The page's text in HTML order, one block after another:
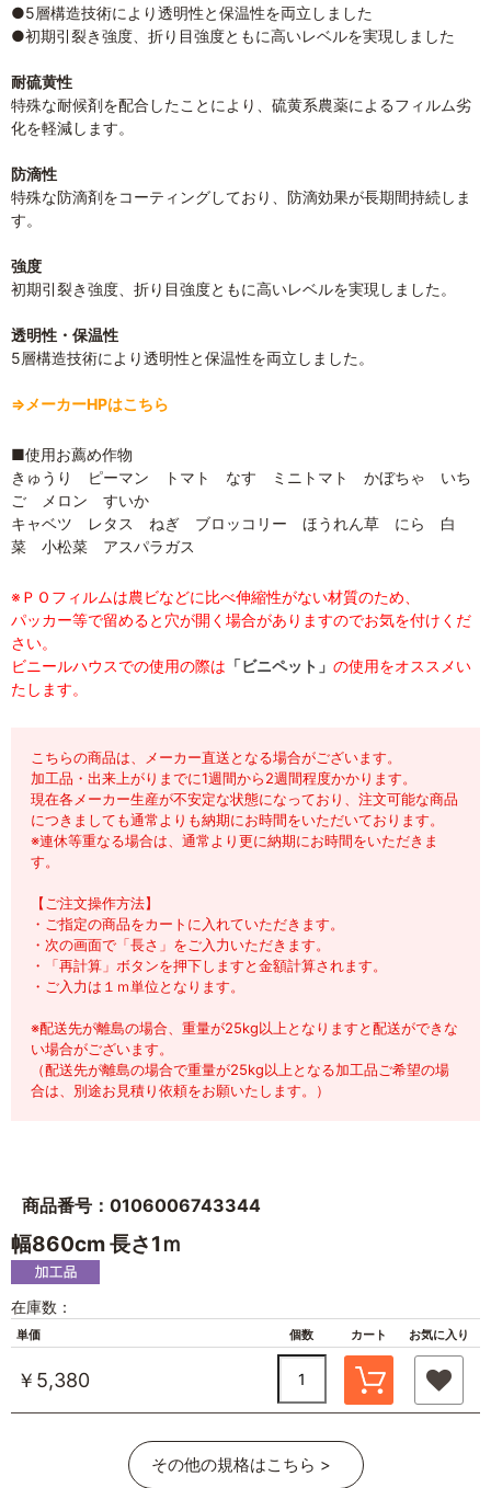
●5層構造技術により透明性と保温性を両立しました
●初期引裂き強度、折り目強度ともに高いレベルを実現しました
耐硫黄性
特殊な耐候剤を配合したことにより、硫黄系農薬によるフィルム劣
化を軽減します。
防滴性
特殊な防滴剤をコーティングしており、防滴効果が長期間持続しま
す。
強度
初期引裂き強度、折り目強度ともに高いレベルを実現しました。
透明性・保温性
5層構造技術により透明性と保温性を両立しました。
⇒メーカーHPはこちら
■使用お薦め作物
きゅうり ピーマン トマト なす ミニトマト かぼちゃ いち
ご メロン すいか
キャベツ レタス ねぎ ブロッコリー ほうれん草 にら 白
菜 小松菜 アスパラガス
※ＰＯフィルムは農ビなどに比べ伸縮性がない材質のため、
パッカー等で留めると穴が開く場合がありますのでお気を付けくだ
さい。
ビニールハウスでの使用の際は 「ビニペット」 の使用をオススメい
たします。
こちらの商品は、メーカー直送となる場合がございます。
加工品・出来上がりまでに1週間から2週間程度かかります。
現在各メーカー生産が不安定な状態になっており、注文可能な商品
につきましても通常よりも納期にお時間をいただいております。
※連休等重なる場合は、通常より更に納期にお時間をいただきま
す。
【ご注文操作方法】
・ご指定の商品をカートに入れていただきます。
・次の画面で「長さ」をご入力いただきます。
・「再計算」ボタンを押下しますと金額計算されます。
・ご入力は１ｍ単位となります。
※配送先が離島の場合、重量が25kg以上となりますと配送ができな
い場合がございます。
（配送先が離島の場合で重量が25kg以上となる加工品ご希望の場
合は、別途お見積り依頼をお願いたします。）
商品番号：0106006743344
幅860cm 長さ1ｍ
在庫数：
単価 個数 カート お気に入り
￥5,380
その他の規格はこちら >